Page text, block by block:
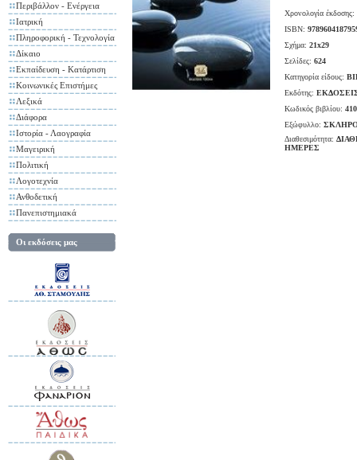
Περιβάλλον - Ενέργεια
Ιατρική
Πληροφορική - Τεχνολογία
Δίκαιο
Εκπαίδευση - Κατάρτιση
Κοινωνικές Επιστήμες
Λεξικά
Διάφορα
Ιστορία - Λαογραφία
Μαγειρική
Πολιτική
Λογοτεχνία
Ανθοδετική
Πανεπιστημιακά
Οι εκδόσεις μας
Χρονολογία έκδοσης:
ISBN:
Σχήμα: 21x29
Σελίδες: 624
Κατηγορία είδους:
Εκδότης:
Κωδικός βιβλίου:
Εξώφυλλο:
Διαθεσιμότητα:
ΗΜΕΡΕΣ